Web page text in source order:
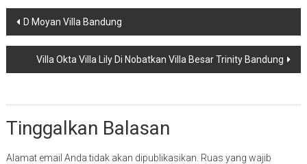
Navigasi
pos
D Moyan Villa Bandung
Villa Okta Villa Lily Di Nobatkan Villa Besar Trinity Bandung
Tinggalkan Balasan
Alamat email Anda tidak akan dipublikasikan. Ruas yang wajib